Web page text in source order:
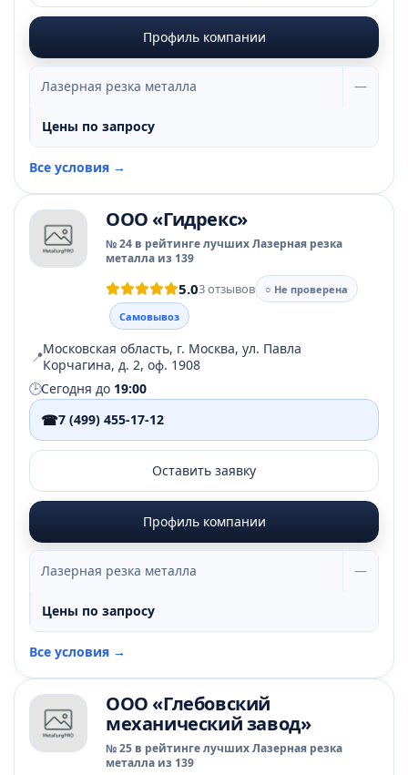
Профиль компании
Лазерная резка металла —
Цены по запросу
Все условия →
ООО «Гидрекс»
№ 24 в рейтинге лучших Лазерная резка
металла из 139
5.03 отзывов
○ Не проверена
Самовывоз
📍Московская область, г. Москва, ул. Павла
Корчагина, д. 2, оф. 1908
🕒Сегодня до 19:00
☎7 (499) 455-17-12
Оставить заявку
Профиль компании
Лазерная резка металла —
Цены по запросу
Все условия →
ООО «Глебовский
механический завод»
№ 25 в рейтинге лучших Лазерная резка
металла из 139